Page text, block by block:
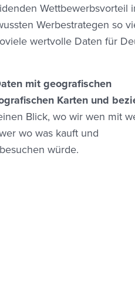
Wettbewerbsvorteil
Werbestrategen so
wertvolle Daten für
mit geografischen
Karten und
Blick, wo wir wen mit
wo was kauft und
würde.